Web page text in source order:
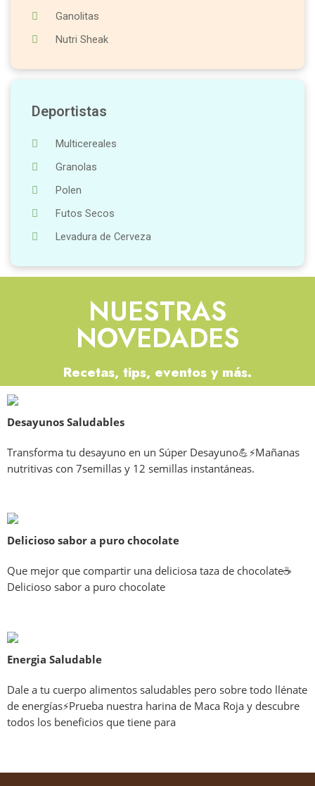
Ganolitas
Nutri Sheak
Deportistas
Multicereales
Granolas
Polen
Futos Secos
Levadura de Cerveza
NUESTRAS
NOVEDADES
Recetas, tips, eventos y más.
Desayunos Saludables
Transforma tu desayuno en un Súper Desayuno💪⚡️Mañanas
nutritivas con 7semillas y 12 semillas instantáneas.
Delicioso sabor a puro chocolate
Que mejor que compartir una deliciosa taza de chocolate☕
Delicioso sabor a puro chocolate
Energia Saludable
Dale a tu cuerpo alimentos saludables pero sobre todo llénate
de energías⚡️Prueba nuestra harina de Maca Roja y descubre
todos los beneficios que tiene para